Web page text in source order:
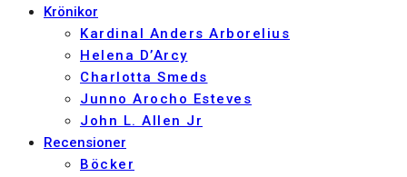
Krönikor
Kardinal Anders Arborelius
Helena D’Arcy
Charlotta Smeds
Junno Arocho Esteves
John L. Allen Jr
Recensioner
Böcker